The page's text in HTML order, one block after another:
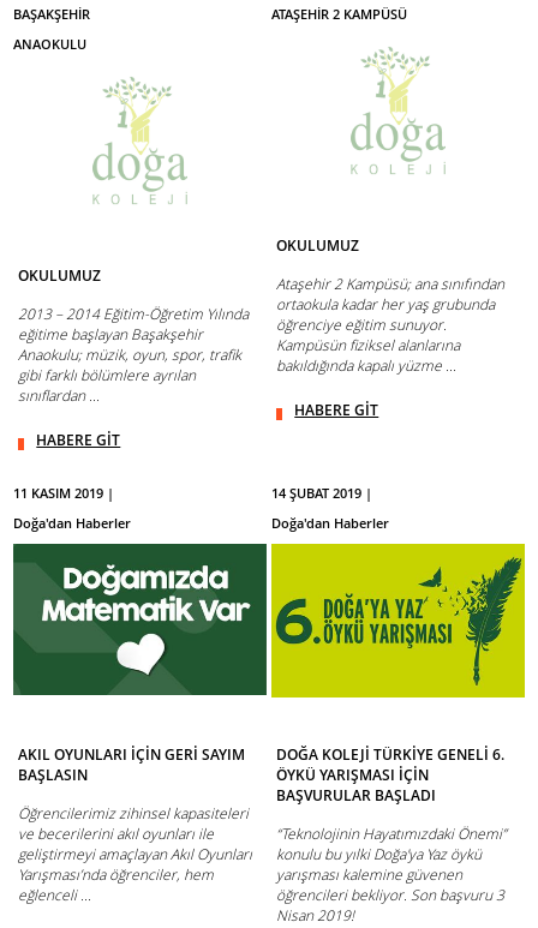
BAŞAKŞEHİR
ANAOKULU
OKULUMUZ
2013 – 2014 Eğitim-Öğretim Yılında
eğitime başlayan Başakşehir
Anaokulu; müzik, oyun, spor, trafik
gibi farklı bölümlere ayrılan
sınıflardan ...
HABERE GİT
ATAŞEHİR 2 KAMPÜSÜ
OKULUMUZ
Ataşehir 2 Kampüsü; ana sınıfından
ortaokula kadar her yaş grubunda
öğrenciye eğitim sunuyor.
Kampüsün fiziksel alanlarına
bakıldığında kapalı yüzme ...
HABERE GİT
11 KASIM 2019 |
Doğa'dan Haberler
AKIL OYUNLARI İÇİN GERİ SAYIM
BAŞLASIN
Öğrencilerimiz zihinsel kapasiteleri
ve becerilerini akıl oyunları ile
geliştirmeyi amaçlayan Akıl Oyunları
Yarışması’nda öğrenciler, hem
eğlenceli ...
14 ŞUBAT 2019 |
Doğa'dan Haberler
DOĞA KOLEJİ TÜRKİYE GENELİ 6.
ÖYKÜ YARIŞMASI İÇİN
BAŞVURULAR BAŞLADI
“Teknolojinin Hayatımızdaki Önemi”
konulu bu yılki Doğa'ya Yaz öykü
yarışması kalemine güvenen
öğrencileri bekliyor. Son başvuru 3
Nisan 2019!